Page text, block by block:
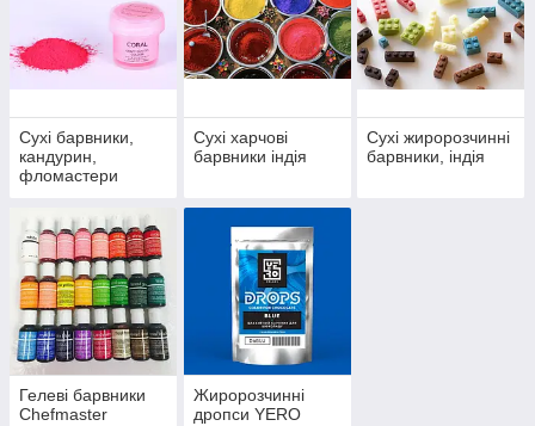
Сухі барвники,
кандурин,
фломастери
Сухі харчові
барвники індія
Сухі жиророзчинні
барвники, індія
Гелеві барвники
Chefmaster
Жиророзчинні
дропси YERO